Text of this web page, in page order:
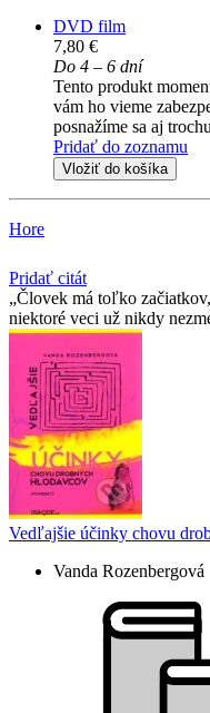
DVD film
7,80 €
Do 4 – 6 dní
Tento produkt
vám ho vieme
posnažíme sa aj
Pridať do zoznamu
Vložiť do košíka
Hore
Pridať citát
Človek má toľko
niektoré veci už nikdy
Vedľajšie účinky chovu
Vanda Rozenbergová